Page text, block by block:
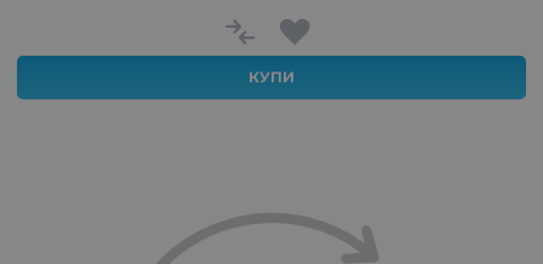
КУПИ